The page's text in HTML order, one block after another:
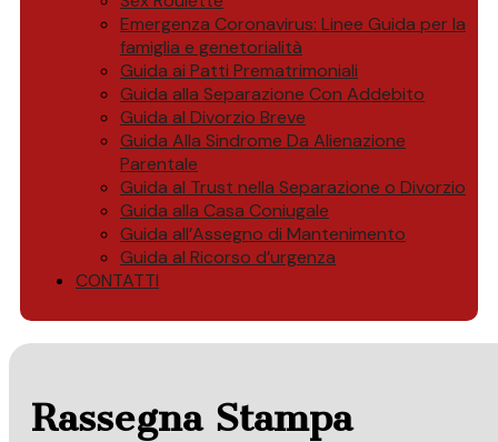
Emergenza Coronavirus: Linee Guida per la
famiglia e genetorialità
Guida ai Patti Prematrimoniali
Guida alla Separazione Con Addebito
Guida al Divorzio Breve
Guida Alla Sindrome Da Alienazione
Parentale
Guida al Trust nella Separazione o Divorzio
Guida alla Casa Coniugale
Guida all’Assegno di Mantenimento
Guida al Ricorso d’urgenza
CONTATTI
Rassegna Stampa